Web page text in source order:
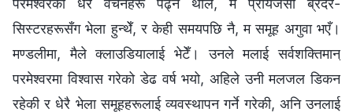
सिस्टरहरूसँग भेला हुन्थेँ, र केही समयपछि नै, म समूह अगुवा भएँ।
मण्डलीमा, मैले क्‍लाउडियालाई भेटेँ। उनले मलाई सर्वशक्तिमान्‌
परमेश्‍वरमा विश्‍वास गरेको डेढ वर्ष भयो, अहिले उनी मलजल डिकन
रहेकी र धेरै भेला समूहहरूलाई व्यवस्थापन गर्ने गरेकी, अनि उनलाई